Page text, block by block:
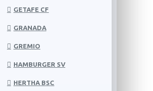
GETAFE CF
GRANADA
GREMIO
HAMBURGER SV
HERTHA BSC